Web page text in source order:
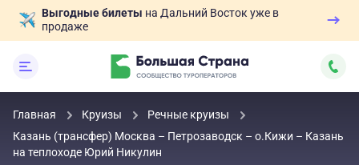
Выгодные билеты на Дальний Восток уже в
продаже
Главная Круизы
Речные круизы
Казань (трансфер) Москва – Петрозаводск – о.Кижи – Казань
на теплоходе Юрий Никулин